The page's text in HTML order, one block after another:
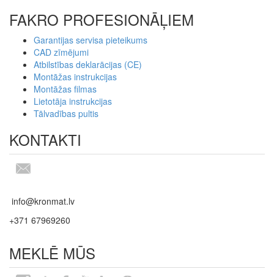
FAKRO PROFESIONĀĻIEM
Garantijas servisa pieteikums
CAD zīmējumi
Atbilstības deklarācijas (CE)
Montāžas instrukcijas
Montāžas filmas
Lietotāja instrukcijas
Tālvadības pultis
KONTAKTI
info@kronmat.lv
+371 67969260
MEKLĒ MŪS